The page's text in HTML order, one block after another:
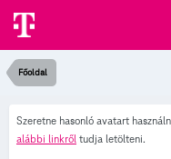
Főoldal
Szeretne hasonló avatart
alábbi linkről tudja letölteni.